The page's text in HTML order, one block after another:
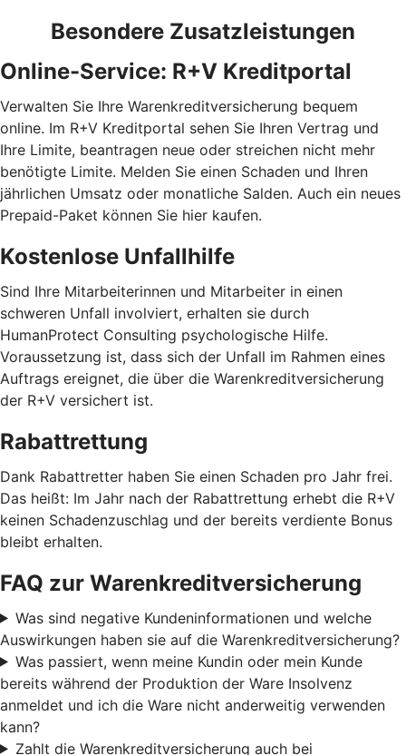
Besondere Zusatzleistungen
Online-Service: R+V Kreditportal
Verwalten Sie Ihre Warenkreditversicherung bequem
online. Im R+V Kreditportal sehen Sie Ihren Vertrag und
Ihre Limite, beantragen neue oder streichen nicht mehr
benötigte Limite. Melden Sie einen Schaden und Ihren
jährlichen Umsatz oder monatliche Salden. Auch ein neues
Prepaid-Paket können Sie hier kaufen.
Kostenlose Unfallhilfe
Sind Ihre Mitarbeiterinnen und Mitarbeiter in einen
schweren Unfall involviert, erhalten sie durch
HumanProtect Consulting psychologische Hilfe.
Voraussetzung ist, dass sich der Unfall im Rahmen eines
Auftrags ereignet, die über die Warenkreditversicherung
der R+V versichert ist.
Rabattrettung
Dank Rabattretter haben Sie einen Schaden pro Jahr frei.
Das heißt: Im Jahr nach der Rabattrettung erhebt die R+V
keinen Schadenzuschlag und der bereits verdiente Bonus
bleibt erhalten.
FAQ zur Warenkreditversicherung
Was sind negative Kundeninformationen und welche
Auswirkungen haben sie auf die Warenkreditversicherung?
Was passiert, wenn meine Kundin oder mein Kunde
bereits während der Produktion der Ware Insolvenz
anmeldet und ich die Ware nicht anderweitig verwenden
kann?
Zahlt die Warenkreditversicherung auch bei